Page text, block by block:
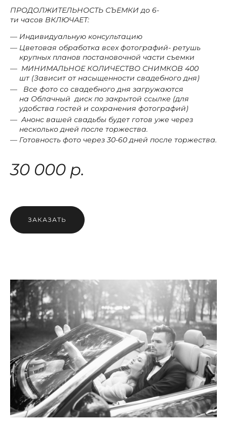
ПРОДОЛЖИТЕЛЬНОСТЬ СЪЕМКИ до 6-
ти часов ВКЛЮЧАЕТ:
Индивидуальную консультацию
Цветовая обработка всех фотографий- ретушь
крупных планов постановочной части съемки
МИНИМАЛЬНОЕ КОЛИЧЕСТВО СНИМКОВ 400
шт (Зависит от насыщенности свадебного дня)
Все фото со свадебного дня загружаются
на Облачный диск по закрытой ссылке (для
удобства гостей и сохранения фотографий)
Анонс вашей свадьбы будет готов уже через
несколько дней после торжества.
Готовность фото через 30-60 дней после торжества.
30 000 р.
ЗАКАЗАТЬ